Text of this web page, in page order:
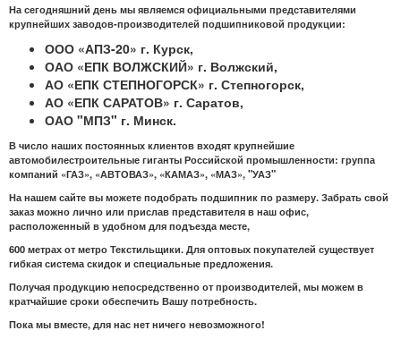
На сегодняшний день мы являемся официальными представителями
крупнейших заводов-производителей подшипниковой продукции:
ООО «АПЗ-20» г. Курск,
ОАО «ЕПК ВОЛЖСКИЙ» г. Волжский,
АО «ЕПК СТЕПНОГОРСК» г. Степногорск,
АО «ЕПК САРАТОВ» г. Саратов,
ОАО "МПЗ" г. Минск.
В число наших постоянных клиентов входят крупнейшие
автомобилестроительные гиганты Российской промышленности: группа
компаний «ГАЗ», «АВТОВАЗ», «КАМАЗ», «МАЗ», "УАЗ"
На нашем сайте вы можете подобрать подшипник по размеру. Забрать свой
заказ можно лично или прислав представителя в наш офис,
расположенный в удобном для подъезда месте,
600 метрах от метро Текстильщики. Для оптовых покупателей существует
гибкая система скидок и специальные предложения.
Получая продукцию непосредственно от производителей, мы можем в
кратчайшие сроки обеспечить Вашу потребность.
Пока мы вместе, для нас нет ничего невозможного!